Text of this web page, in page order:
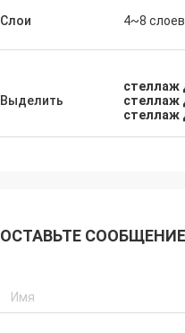
Слои 4~8 слоев
Выделить
стеллаж
стеллаж
стеллаж
ОСТАВЬТЕ СООБЩЕНИЕ